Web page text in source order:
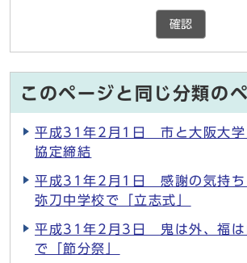
確認
このページと同じ分類の
平成31年2月1日 市と大阪大学
協定締結
平成31年2月1日 感謝の気持
弥刀中学校で「立志式」
平成31年2月3日 鬼は外、福は
で「節分祭」